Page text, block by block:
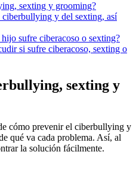
sexting y grooming?
y del sexting, así
sufre ciberacoso o sexting?
si sufre ciberacoso, sexting o
sexting y
cómo prevenir el ciberbullying y
qué va cada problema. Así, al
la solución fácilmente.